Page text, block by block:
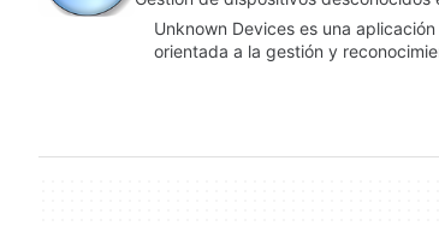
Unknown Devices es una
orientada a la gestión y